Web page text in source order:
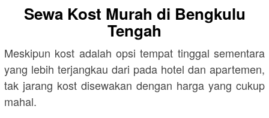
Sewa Kost Murah di Bengkulu
Tengah
Meskipun kost adalah opsi tempat tinggal sementara
yang lebih terjangkau dari pada hotel dan apartemen,
tak jarang kost disewakan dengan harga yang cukup
mahal.